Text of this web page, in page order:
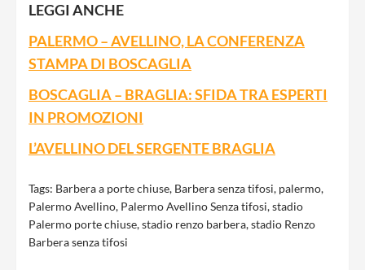
LEGGI ANCHE
PALERMO – AVELLINO, LA CONFERENZA
STAMPA DI BOSCAGLIA
BOSCAGLIA – BRAGLIA: SFIDA TRA ESPERTI
IN PROMOZIONI
L’AVELLINO DEL SERGENTE BRAGLIA
Tags: Barbera a porte chiuse, Barbera senza tifosi, palermo,
Palermo Avellino, Palermo Avellino Senza tifosi,stadio
Palermo porte chiuse,stadio renzo barbera,stadio Renzo
Barbera senza tifosi